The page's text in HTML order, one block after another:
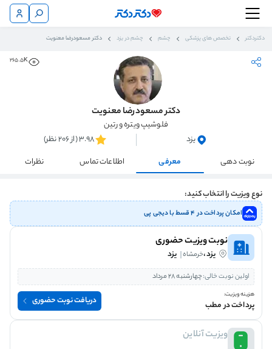
دکتردکتر تخصص های پزشکی چشم چشم در یزد دکتر مسعودرضا معنویت
265.5K
دکتر مسعودرضا معنویت
فلوشیپ ویتره و رتین
یزد
3.98 (از 206 نظر)
نوبت دهی
معرفی اطلاعات تماس نظرات
نوع ویزیت را انتخاب کنید:
امکان پرداخت در ۴ قسط با دیجی پی
نوبت ویزیت حضوری
یزد،خرمشاه یزد
اولین نوبت خالی:چهارشنبه 28 مرداد
هزینه ویزیت:
پرداخت در مطب دریافت نوبت حضوری
ویزیت آنلاین